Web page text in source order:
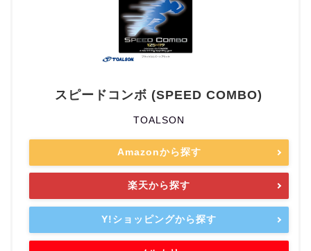
スピードコンボ (SPEED COMBO)
TOALSON
Amazonから探す
楽天から探す
Y!ショッピングから探す